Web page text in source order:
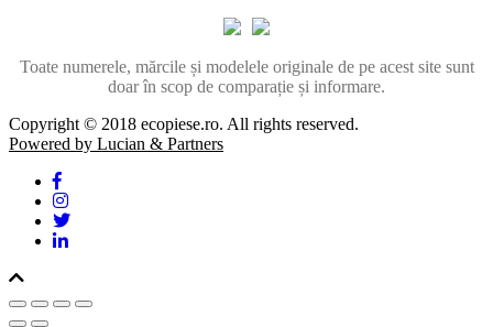
Toate numerele, mărcile și modelele originale de pe acest site sunt
doar în scop de comparație și informare.
Copyright © 2018 ecopiese.ro. All rights reserved.
Powered by Lucian & Partners